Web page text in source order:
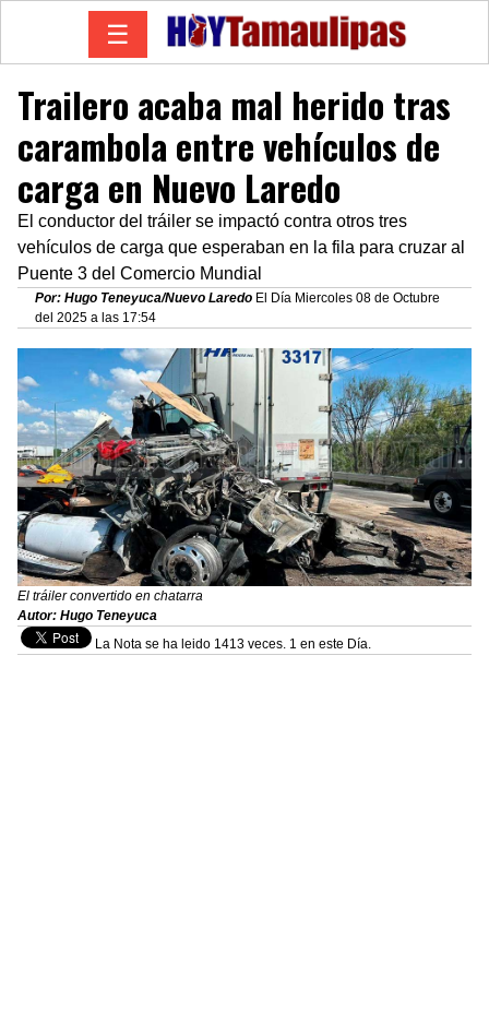
☰
Trailero acaba mal herido tras
carambola entre vehículos de
carga en Nuevo Laredo
El conductor del tráiler se impactó contra otros tres
vehículos de carga que esperaban en la fila para cruzar al
Puente 3 del Comercio Mundial
Por: Hugo Teneyuca/Nuevo Laredo El Día Miercoles 08 de Octubre
del 2025 a las 17:54
El tráiler convertido en chatarra
Autor: Hugo Teneyuca
La Nota se ha leido 1413 veces. 1 en este Día.